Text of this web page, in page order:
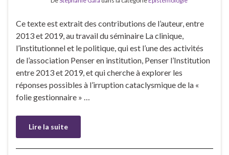
Ce texte est extrait des contributions de l’auteur, entre
2013 et 2019, au travail du séminaire La clinique,
l’institutionnel et le politique, qui est l’une des activités
de l’association Penser en institution, Penser l’Institution
entre 2013 et 2019, et qui cherche à explorer les
réponses possibles à l’irruption cataclysmique de la «
folie gestionnaire » …
Lire la suite